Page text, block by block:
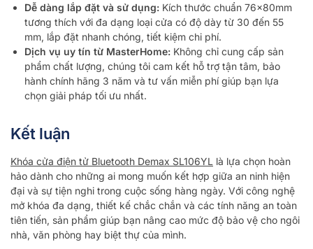
Dễ dàng lắp đặt và sử dụng: Kích thước chuẩn 76x80mm
tương thích với đa dạng loại cửa có độ dày từ 30 đến 55
mm, lắp đặt nhanh chóng, tiết kiệm chi phí.
Dịch vụ uy tín từ MasterHome: Không chỉ cung cấp sản
phẩm chất lượng, chúng tôi cam kết hỗ trợ tận tâm, bảo
hành chính hãng 3 năm và tư vấn miễn phí giúp bạn lựa
chọn giải pháp tối ưu nhất.
Kết luận
Khóa cửa điện tử Bluetooth Demax SL106YL là lựa chọn hoàn
hảo dành cho những ai mong muốn kết hợp giữa an ninh hiện
đại và sự tiện nghi trong cuộc sống hàng ngày. Với công nghệ
mở khóa đa dạng, thiết kế chắc chắn và các tính năng an toàn
tiên tiến, sản phẩm giúp bạn nâng cao mức độ bảo vệ cho ngôi
nhà, văn phòng hay biệt thự của mình.